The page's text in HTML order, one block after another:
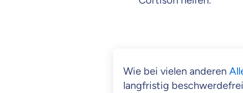
Wie bei vielen anderen
langfristig